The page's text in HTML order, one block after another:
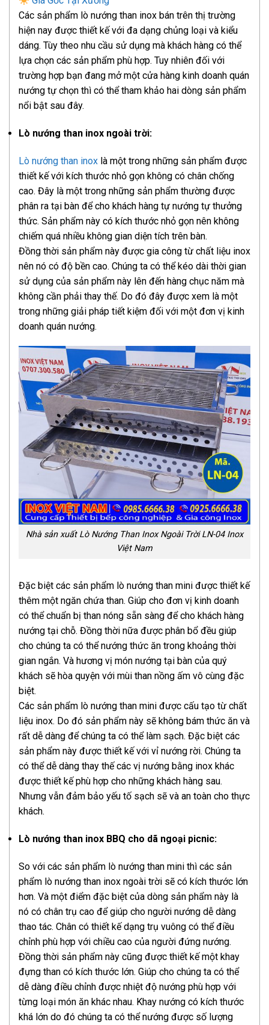
Các sản phẩm lò nướng than inox bán trên thị trường
hiện nay được thiết kế với đa dạng chủng loại và kiểu
dáng. Tùy theo nhu cầu sử dụng mà khách hàng có thể
lựa chọn các sản phẩm phù hợp. Tuy nhiên đối với
trường hợp bạn đang mở một cửa hàng kinh doanh quán
nướng tự chọn thì có thể tham khảo hai dòng sản phẩm
nổi bật sau đây.
Lò nướng than inox ngoài trời:
Lò nướng than inox là một trong những sản phẩm được
thiết kế với kích thước nhỏ gọn không có chân chống
cao. Đây là một trong những sản phẩm thường được
phân ra tại bàn để cho khách hàng tự nướng tự thưởng
thức. Sản phẩm này có kích thước nhỏ gọn nên không
chiếm quá nhiều không gian diện tích trên bàn.
Đồng thời sản phẩm này được gia công từ chất liệu inox
nên nó có độ bền cao. Chúng ta có thể kéo dài thời gian
sử dụng của sản phẩm này lên đến hàng chục năm mà
không cần phải thay thế. Do đó đây được xem là một
trong những giải pháp tiết kiệm đối với một đơn vị kinh
doanh quán nướng.
Nhà sản xuất Lò Nướng Than Inox Ngoài Trời LN-04 Inox
Việt Nam
Đặc biệt các sản phẩm lò nướng than mini được thiết kế
thêm một ngăn chứa than. Giúp cho đơn vị kinh doanh
có thể chuẩn bị than nóng sẵn sàng để cho khách hàng
nướng tại chỗ. Đồng thời nữa được phân bổ đều giúp
cho chúng ta có thể nướng thức ăn trong khoảng thời
gian ngắn. Và hương vị món nướng tại bàn của quý
khách sẽ hòa quyện với mùi than nồng ấm vô cùng đặc
biệt.
Các sản phẩm lò nướng than mini được cấu tạo từ chất
liệu inox. Do đó sản phẩm này sẽ không bám thức ăn và
rất dễ dàng để chúng ta có thể làm sạch. Đặc biệt các
sản phẩm này được thiết kế với vỉ nướng rời. Chúng ta
có thể dễ dàng thay thế các vị nướng bằng inox khác
được thiết kế phù hợp cho những khách hàng sau.
Nhưng vẫn đảm bảo yếu tố sạch sẽ và an toàn cho thực
khách.
Lò nướng than inox BBQ cho dã ngoại picnic:
So với các sản phẩm lò nướng than mini thì các sản
phẩm lò nướng than inox ngoài trời sẽ có kích thước lớn
hơn. Và một điểm đặc biệt của dòng sản phẩm này là
nó có chân trụ cao để giúp cho người nướng dễ dàng
thao tác. Chân có thiết kế dạng trụ vuông có thể điều
chỉnh phù hợp với chiều cao của người đứng nướng.
Đồng thời sản phẩm này cũng được thiết kế một khay
đựng than có kích thước lớn. Giúp cho chúng ta có thể
dễ dàng điều chỉnh được nhiệt độ nướng phù hợp với
từng loại món ăn khác nhau. Khay nướng có kích thước
khá lớn do đó chúng ta có thể nướng được số lượng